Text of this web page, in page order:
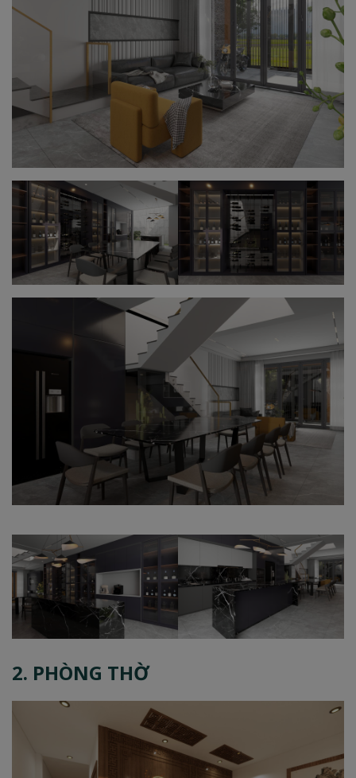
2. PHÒNG THỜ